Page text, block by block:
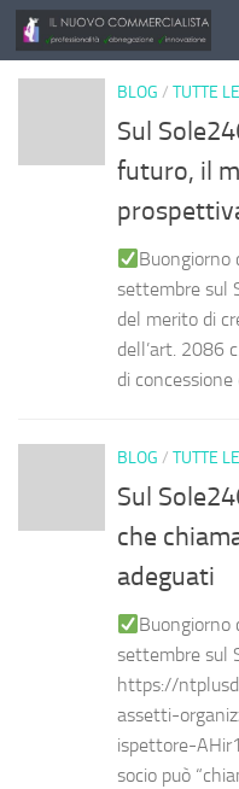
Salta al contenuto
BLOG / TUTTE
Sul
futuro, il
Buongiorno
settembre sul
del merito di
dell’art. 2086
di
BLOG / TUTTE
Sul
che
adeguati
Buongiorno
settembre sul
https://
assetti-
ispettore-
socio può